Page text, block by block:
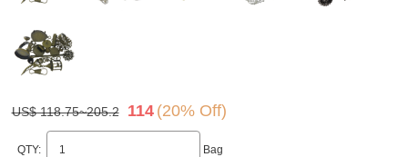
US$ 118.75~205.2 114 (20% Off)
QTY: Bag